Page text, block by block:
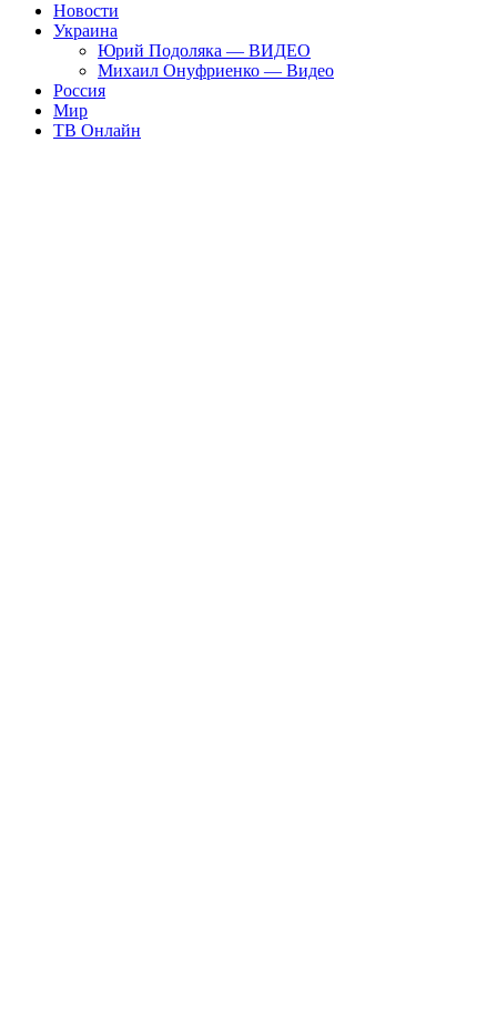
Новости
Украина
Юрий Подоляка — ВИДЕО
Михаил Онуфриенко — Видео
Россия
Мир
ТВ Онлайн